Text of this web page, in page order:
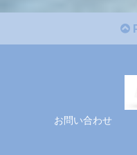
お問い合わせ